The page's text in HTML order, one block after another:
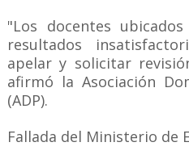
"Los docentes
resultados
apelar y solicitar
afirmó la Asociación
(ADP).
Fallada del Ministerio de